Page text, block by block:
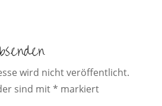
wird nicht veröffentlicht.
sind mit* markiert